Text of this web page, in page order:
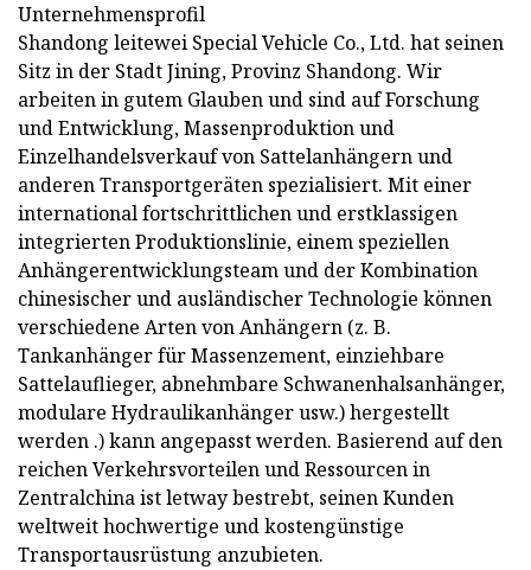
Unternehmensprofil
Shandong leitewei Special Vehicle Co., Ltd. hat seinen
Sitz in der Stadt Jining, Provinz Shandong. Wir
arbeiten in gutem Glauben und sind auf Forschung
und Entwicklung, Massenproduktion und
Einzelhandelsverkauf von Sattelanhängern und
anderen Transportgeräten spezialisiert. Mit einer
international fortschrittlichen und erstklassigen
integrierten Produktionslinie, einem speziellen
Anhängerentwicklungsteam und der Kombination
chinesischer und ausländischer Technologie können
verschiedene Arten von Anhängern (z. B.
Tankanhänger für Massenzement, einziehbare
Sattelauflieger, abnehmbare Schwanenhalsanhänger,
modulare Hydraulikanhänger usw.) hergestellt
werden .) kann angepasst werden. Basierend auf den
reichen Verkehrsvorteilen und Ressourcen in
Zentralchina ist letway bestrebt, seinen Kunden
weltweit hochwertige und kostengünstige
Transportausrüstung anzubieten.